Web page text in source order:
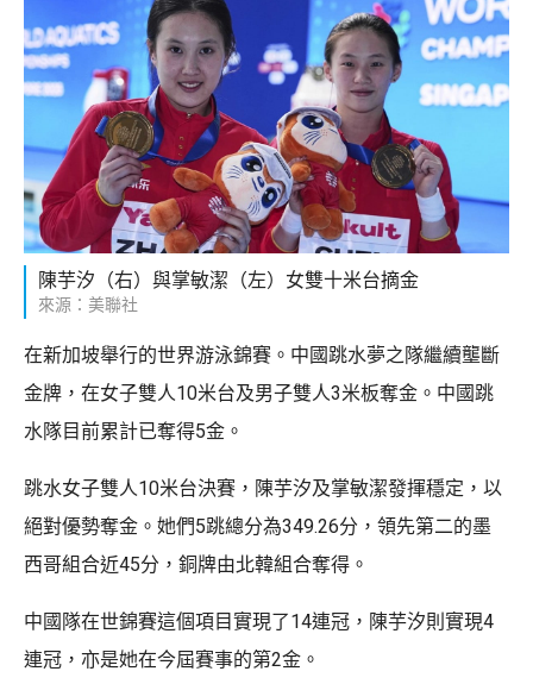
陳芋汐（右）與掌敏潔（左）女雙十米台摘金
來源：美聯社
在新加坡舉行的世界游泳錦賽。中國跳水夢之隊繼續壟斷
金牌，在女子雙人10米台及男子雙人3米板奪金。中國跳
水隊目前累計已奪得5金。
跳水女子雙人10米台決賽，陳芋汐及掌敏潔發揮穩定，以
絕對優勢奪金。她們5跳總分為349.26分，領先第二的墨
西哥組合近45分，銅牌由北韓組合奪得。
中國隊在世錦賽這個項目實現了14連冠，陳芋汐則實現4
連冠，亦是她在今屆賽事的第2金。